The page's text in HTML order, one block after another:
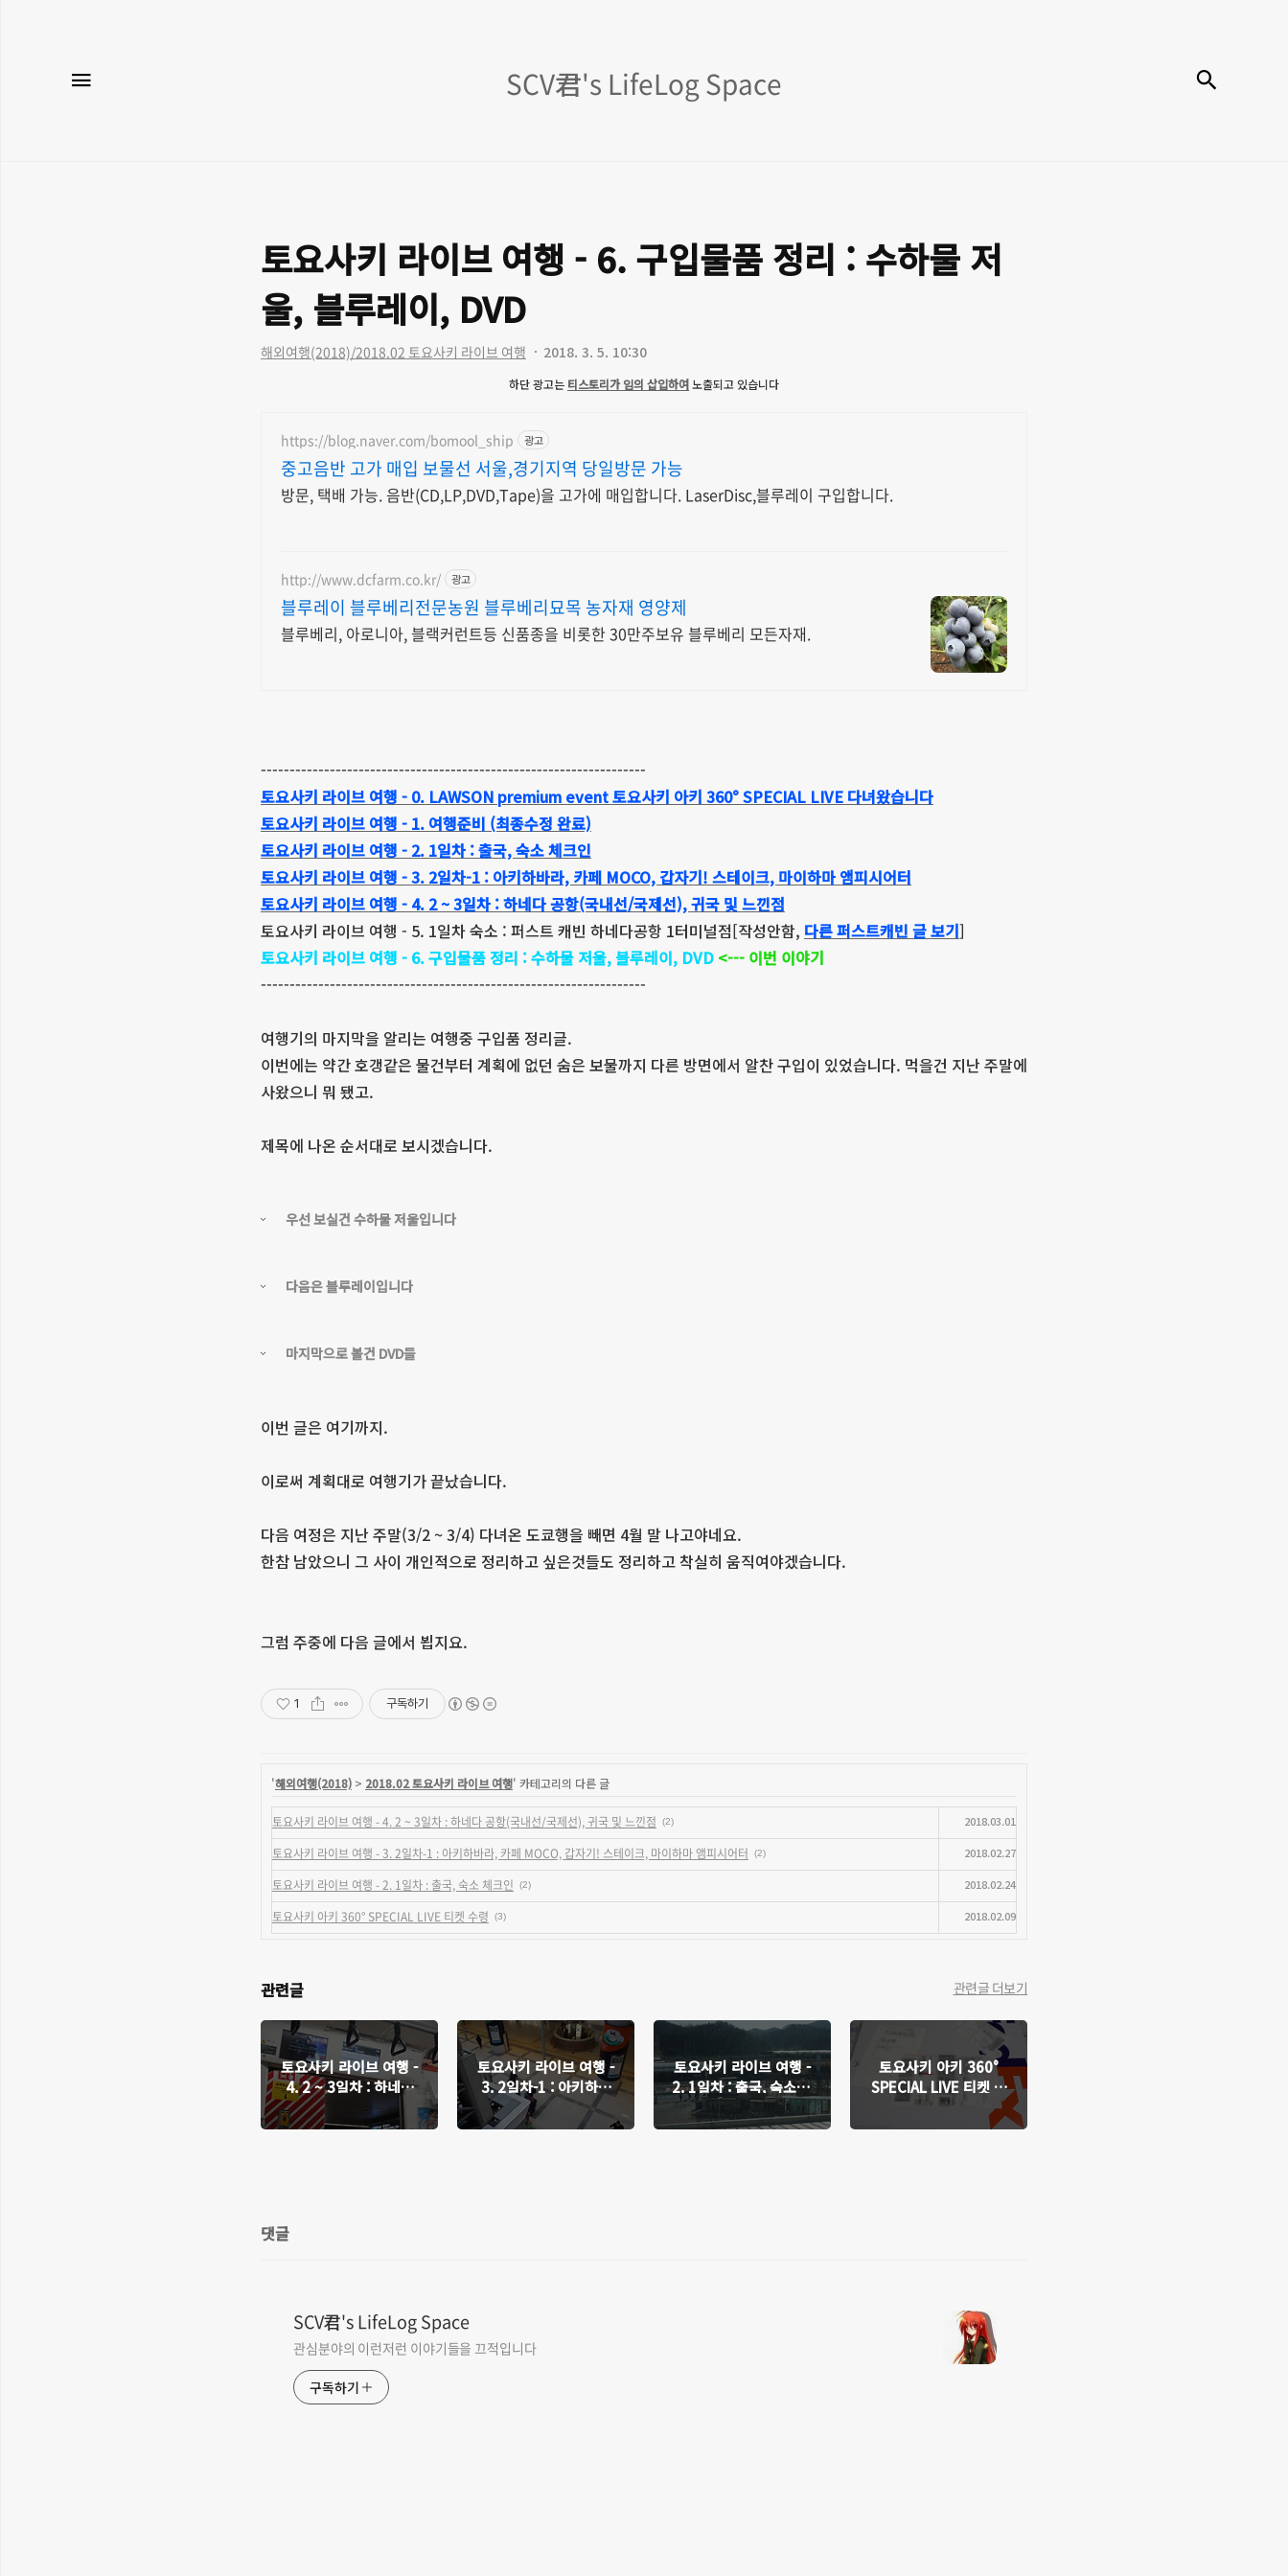
君's
SCV君's LifeLog Space
토요사키 라이브 여행 - 6. 구입물품 정리 : 수하물 저
울, 블루레이, DVD
해외여행(2018)/2018.02 토요사키 라이브 여행 2018. 3. 5. 10:30
하단 광고는 티스토리가 임의 삽입하여노출되고 있습니다
https://blog.naver.com/bomool_ship 광고
중고음반 고가 매입 보물선 서울,경기지역 당일방문 가능
방문, 택배 가능. 음반(CD,LP,DVD,Tape)을 고가에 매입합니다. LaserDisc,블루레이 구입합니다.
http://www.dcfarm.co.kr/ 광고
블루레이 블루베리전문농원 블루베리묘목 농자재 영양제
블루베리, 아로니아, 블랙커런트등 신품종을 비롯한 30만주보유 블루베리 모든자재.
-------------------------------------------------------------------
토요사키 라이브 여행 - 0. LAWSON premium event 토요사키 아키 360° SPECIAL LIVE 다녀왔습니다
토요사키 라이브 여행 - 1. 여행준비 (최종수정 완료)
토요사키 라이브 여행 - 2. 1일차 : 출국, 숙소 체크인
토요사키 라이브 여행 - 3. 2일차-1 : 아키하바라, 카페 MOCO, 갑자기! 스테이크, 마이하마 앰피시어터
토요사키 라이브 여행 - 4. 2 ~ 3일차 : 하네다 공항(국내선/국제선), 귀국 및 느낀점
토요사키 라이브 여행 - 5. 1일차 숙소 : 퍼스트 캐빈 하네다공항 1터미널점[작성안함, 다른 퍼스트캐빈 글 보기]
토요사키 라이브 여행 - 6. 구입물품 정리 : 수하물 저울, 블루레이, DVD <--- 이번 이야기
-------------------------------------------------------------------
여행기의 마지막을 알리는 여행중 구입품 정리글.
이번에는 약간 호갱같은 물건부터 계획에 없던 숨은 보물까지 다른 방면에서 알찬 구입이 있었습니다. 먹을건 지난 주말에
사왔으니 뭐 됐고.
제목에 나온 순서대로 보시겠습니다.
우선 보실건 수하물 저울입니다
다음은 블루레이입니다
마지막으로 볼건 DVD들
이번 글은 여기까지.
이로써 계획대로 여행기가 끝났습니다.
다음 여정은 지난 주말(3/2 ~ 3/4) 다녀온 도쿄행을 빼면 4월 말 나고야네요.
한참 남았으니 그 사이 개인적으로 정리하고 싶은것들도 정리하고 착실히 움직여야겠습니다.
그럼 주중에 다음 글에서 뵙지요.
1 구독하기
'해외여행(2018) > 2018.02 토요사키 라이브 여행' 카테고리의 다른 글
토요사키 라이브 여행 - 4. 2 ~ 3일차 : 하네다 공항(국내선/국제선), 귀국 및 느낀점 (2) 2018.03.01
토요사키 라이브 여행 - 3. 2일차-1 : 아키하바라, 카페 MOCO, 갑자기! 스테이크, 마이하마 앰피시어터 (2) 2018.02.27
토요사키 라이브 여행 - 2. 1일차 : 출국, 숙소 체크인 (2) 2018.02.24
토요사키 아키 360° SPECIAL LIVE 티켓 수령 (3) 2018.02.09
관련글 관련글 더보기
토요사키 라이브 여행 -
4. 2 ~ 3일차 : 하네다
공항(국내선/국제선),
귀국 및 느낀점
토요사키 라이브 여행 -
3. 2일차-1 : 아키하바
라, 카페 MOCO, 갑자
기! 스테이크, 마이하마
토요사키 라이브 여행 -
2. 1일차 : 출국, 숙소 체
크인
토요사키 아키 360°
SPECIAL LIVE 티켓 수
령
댓글
SCV君's LifeLog Space
관심분야의 이런저런 이야기들을 끄적입니다
구독하기